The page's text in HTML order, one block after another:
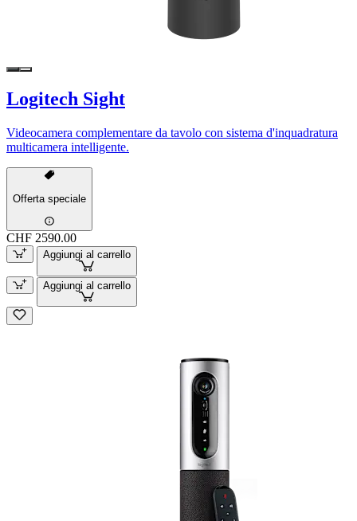
Logitech Sight
Videocamera complementare da tavolo con sistema d'inquadratura
multicamera intelligente.
Offerta speciale
CHF 2590.00
Aggiungi al carrello
Aggiungi al carrello